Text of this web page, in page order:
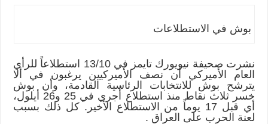
بوش في الاستطلاعات
نشرت صحيفة نيويورك تايمز في 13/10 استطلاعاً للرأي
العام الأميركي أن نصف الأميركيين يرغبون في ألا
يترشح بوش للانتخابات الرئاسية القادمة، وأن بوش
خسر ثلاث نقاط منذ استطلاع أُجري في 25 و26 أيلول،
أي قبل 17 يوماً من الاستطلاع الأخير. كل ذلك بسبب
لعنة الحرب على العراق .